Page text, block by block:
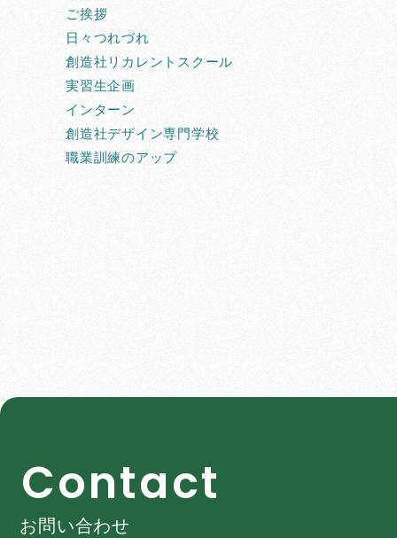
ご挨拶
日々つれづれ
創造社リカレントスクール
実習生企画
インターン
創造社デザイン専門学校
職業訓練のアップ
Contact
お問い合わせ